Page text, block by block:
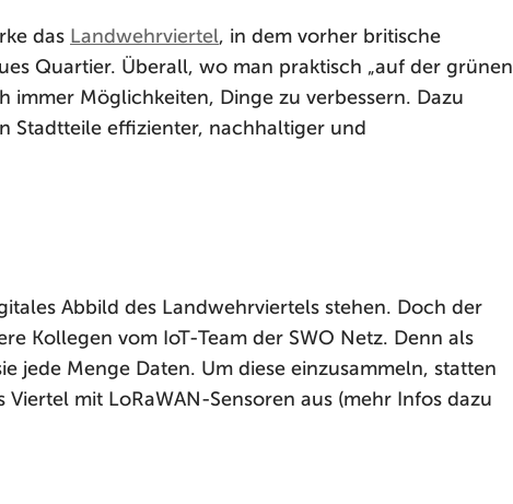
das Landwehrviertel, in dem vorher britische
Quartier. Überall, wo man praktisch „auf der grünen
immer Möglichkeiten, Dinge zu verbessern. Dazu
Stadtteile effizienter, nachhaltiger und
Abbild des Landwehrviertels stehen. Doch der
Kollegen vom IoT-Team der SWO Netz. Denn als
jede Menge Daten. Um diese einzusammeln, statten
mit LoRaWAN-Sensoren aus (mehr Infos dazu